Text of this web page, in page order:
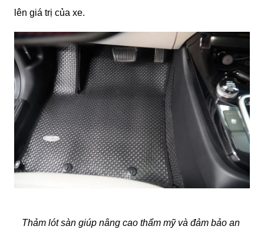
lên giá trị của xe.
Thảm lót sàn giúp nâng cao thẩm mỹ và đảm bảo an